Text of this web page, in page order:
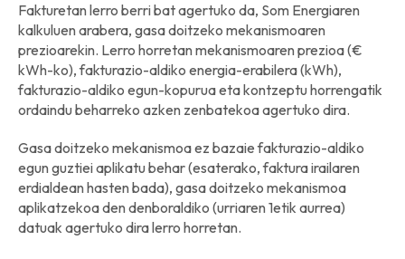
Fakturetan lerro berri bat agertuko da, Som Energiaren
kalkuluen arabera, gasa doitzeko mekanismoaren
prezioarekin. Lerro horretan mekanismoaren prezioa (€
kWh-ko), fakturazio-aldiko energia-erabilera (kWh),
fakturazio-aldiko egun-kopurua eta kontzeptu horrengatik
ordaindu beharreko azken zenbatekoa agertuko dira.
Gasa doitzeko mekanismoa ez bazaie fakturazio-aldiko
egun guztiei aplikatu behar (esaterako, faktura irailaren
erdialdean hasten bada), gasa doitzeko mekanismoa
aplikatzekoa den denboraldiko (urriaren 1etik aurrea)
datuak agertuko dira lerro horretan.